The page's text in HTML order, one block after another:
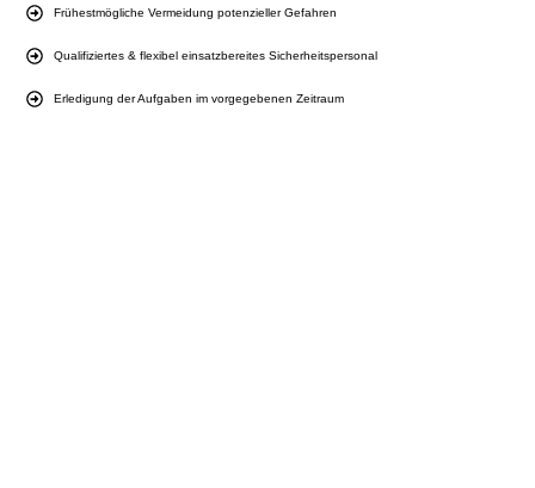
Frühestmögliche Vermeidung potenzieller Gefahren
Qualifiziertes & flexibel einsatzbereites Sicherheitspersonal
Erledigung der Aufgaben im vorgegebenen Zeitraum